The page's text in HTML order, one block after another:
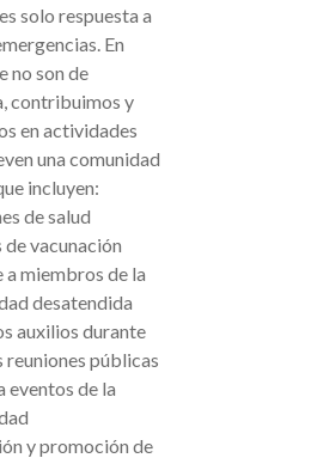
solo respuesta a
En
no son de
contribuimos y
en actividades
una comunidad
incluyen:
de salud
de vacunación
a miembros de la
desatendida
auxilios durante
reuniones públicas
eventos de la
y promoción de